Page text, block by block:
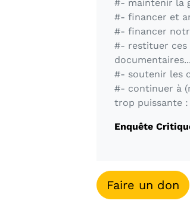
#- maintenir la
#- financer et
#- financer
#- restituer ces
#- soutenir les
#- continuer à
trop puissante :
Enquête
Faire un don